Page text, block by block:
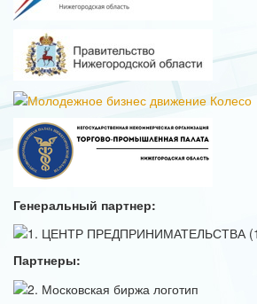
Генеральный партнер:
Партнеры: